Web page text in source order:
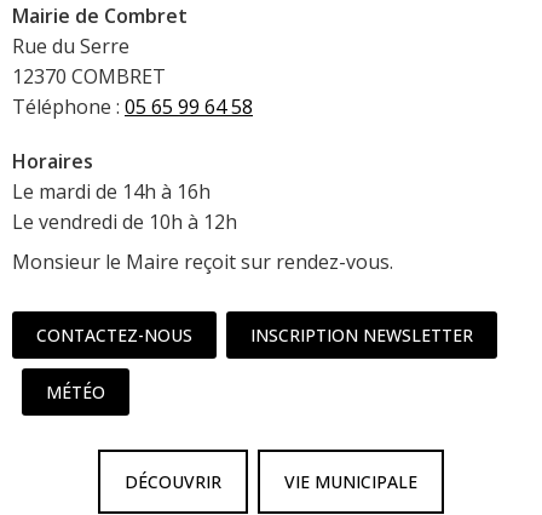
Mairie de Combret
Rue du Serre
12370 COMBRET
Téléphone : 05 65 99 64 58
Horaires
Le mardi de 14h à 16h
Le vendredi de 10h à 12h
Monsieur le Maire reçoit sur rendez-vous.
CONTACTEZ-NOUS INSCRIPTION NEWSLETTER
MÉTÉO
DÉCOUVRIR VIE MUNICIPALE